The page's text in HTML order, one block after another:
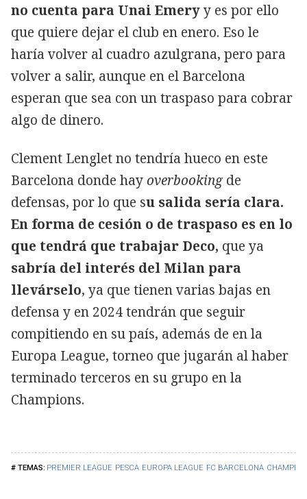
PREMIER LEAGUE PESCA EUROPA LEAGUE FC BARCELONA
no cuenta para Unai Emeryy es por ello
que quiere dejar el club en enero. Eso le
haría volver al cuadro azulgrana, pero para
volver a salir, aunque en el Barcelona
esperan que sea con un traspaso para cobrar
algo de dinero.
Clement Lenglet no tendría hueco en este
Barcelona donde hayoverbookingde
defensas, por lo que su salida sería clara.
En forma de cesión o de traspaso es en lo
que tendrá que trabajar Deco, que ya
sabría del interés del Milan para
llevárselo, ya que tienen varias bajas en
defensa y en 2024 tendrán que seguir
compitiendo en su país, además de en la
Europa League, torneo que jugarán al haber
terminado terceros en su grupo en la
Champions.